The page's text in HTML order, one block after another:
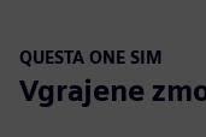
QUESTA ONE SIM
Vgrajene